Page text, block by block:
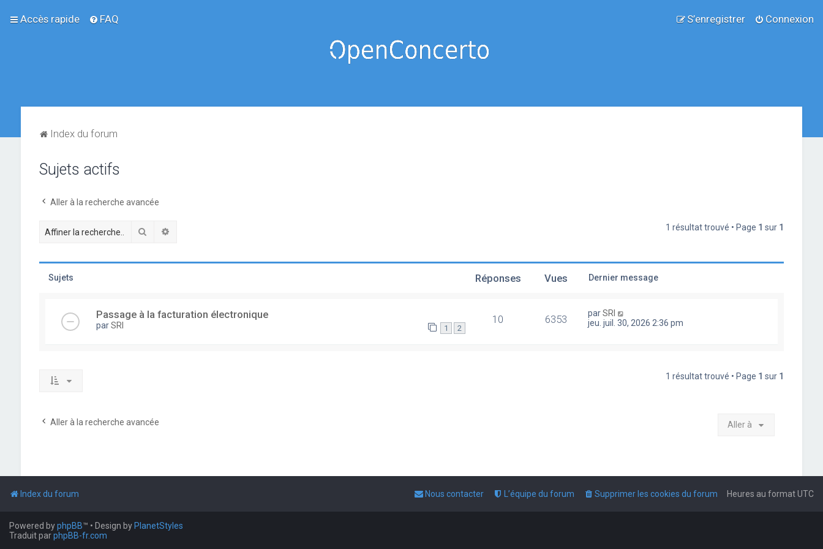
Accès rapide FAQ Connexion
S’enregistrer
Index du forum
Sujets actifs
Aller à la recherche avancée
Rechercher 1 résultat trouvé • Page 1 sur 1
Sujets Réponses Vues Dernier message
Passage à la facturation électronique
parSRI 1 2
10 6353 parSRI
jeu. juil. 30, 2026 2:36 pm
1 résultat trouvé • Page 1 sur 1
Aller à la recherche avancée Aller à
Index du forum Heures au formatUTC
Supprimer les cookies du forum
L’équipe du forum
Nous contacter
Powered byphpBB™ • Design by PlanetStyles
Traduit parphpBB-fr.com